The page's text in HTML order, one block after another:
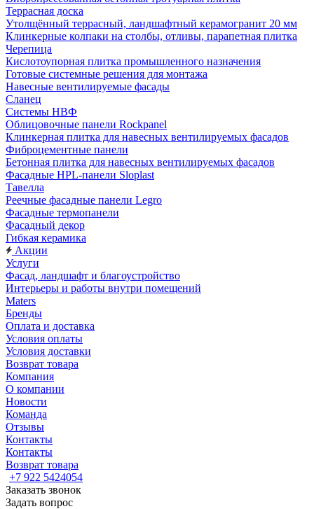
Террасная доска
Утолщённый террасный, ландшафтный керамогранит 20 мм
Клинкерные колпаки на столбы, отливы, парапетная плитка
Черепица
Кислотоупорная плитка промышленного назначения
Готовые системные решения для монтажа
Навесные вентилируемые фасады
Сланец
Системы НВФ
Облицовочные панели Rockpanel
Клинкерная плитка для навесных вентилируемых фасадов
Фиброцементные панели
Бетонная плитка для навесных вентилируемых фасадов
Фасадные HPL-панели Sloplast
Тавелла
Реечные фасадные панели Legro
Фасадные термопанели
Фасадный декор
Гибкая керамика
Акции
Услуги
Фасад, ландшафт и благоустройство
Интерьеры и работы внутри помещений
Maters
Бренды
Оплата и доставка
Условия оплаты
Условия доставки
Возврат товара
Компания
О компании
Новости
Команда
Отзывы
Контакты
Контакты
Возврат товара
+7 922 5424054
Заказать звонок
Задать вопрос